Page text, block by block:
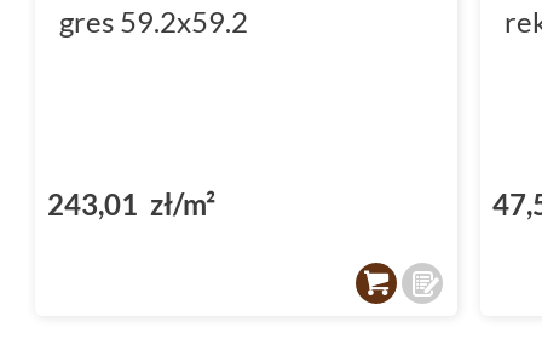
gres 59.2x59.2
243,01 zł/m²